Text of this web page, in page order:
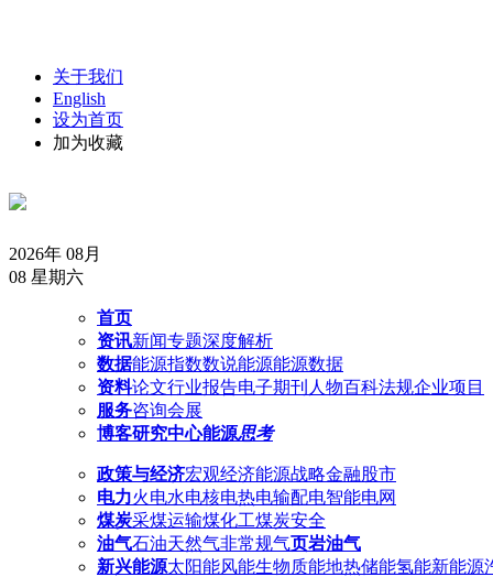
关于我们
English
设为首页
加为收藏
2026年 08月
08 星期六
首页
资讯新闻专题深度解析
数据能源指数数说能源能源数据
资料论文行业报告电子期刊 人物百科法规企业项目
服务咨询会展
博客研究中心能源思考
政策与经济宏观经济能源战略金融股市
电力火电水电核电热电输配电智能电网
煤炭采煤运输煤化工煤炭安全
油气石油天然气非常规气页岩油气
新兴能源太阳能风能生物质能地热储能氢能新能源